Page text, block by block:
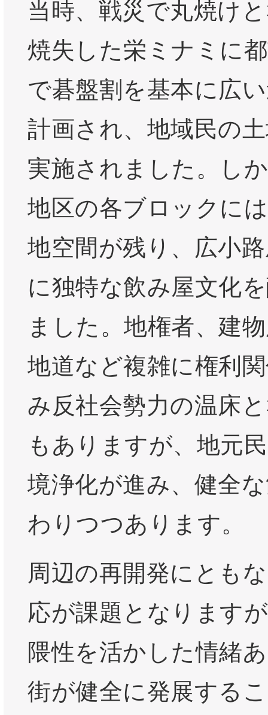
当時、戦災で丸焼け
焼失した栄ミナミに
で碁盤割を基本に広
計画され、地域民の
実施されました。し
地区の各ブロックに
地空間が残り、広小
に独特な飲み屋文化
ました。地権者、建
地道など複雑に権利
み反社会勢力の温床
もありますが、地元
境浄化が進み、健全
わりつつあります。
周辺の再開発にとも
応が課題となります
隈性を活かした情緒
街が健全に発展する